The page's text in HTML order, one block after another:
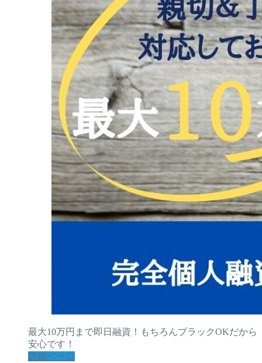
最大10万円まで即日融資！もちろんブラックOKだから
安心です！
詳細ページ